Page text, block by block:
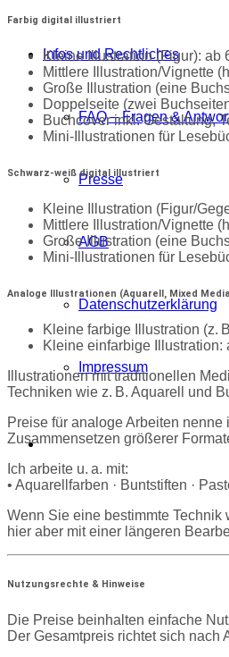
Infos und Rechtliches
FAQ – Fragen &
Presse
AGB
Datenschutzerklärung
Impressum
Farbig digital illustriert
Kleine Illustration (Figur): ab
Mittlere Illustration/Vignette
Große Illustration (eine
Doppelseite (zwei
Buchcover inkl. Gestaltung,
Mini-Illustrationen für
Schwarz-weiß digital illustriert
Kleine Illustration (Figur/
Mittlere Illustration/Vignette
Große Illustration (eine
Mini-Illustrationen für
Analoge Illustrationen (Aquarell, Mixed
Kleine farbige Illustration (z.
Kleine einfarbige Illustration:
Illustrationen mit traditionellen
Techniken wie z. B. Aquarell und
Preise für analoge Arbeiten
Zusammensetzen größerer
Ich arbeite u. a. mit:
• Aquarellfarben · Buntstiften ·
Wenn Sie eine bestimmte
hier aber mit einer längeren
Nutzungsrechte & Hinweise
Die Preise beinhalten einfache
Der Gesamtpreis richtet sich